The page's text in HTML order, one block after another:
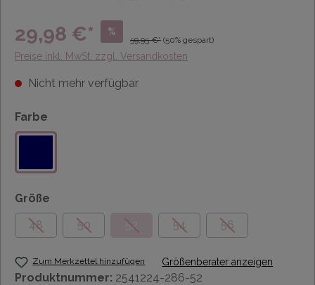
29,98 €* %
59,95 €* (50% gespart)
Preise inkl. MwSt. zzgl. Versandkosten
Nicht mehr verfügbar
Farbe
Größe
48
50 52 54 56
Zum Merkzettel hinzufügen Größenberater anzeigen
Produktnummer: 2541224-286-52